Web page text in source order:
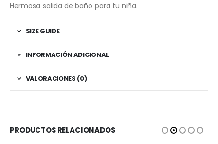
Hermosa salida de baño para tu niña.
SIZE GUIDE
INFORMACIÓN ADICIONAL
VALORACIONES (0)
PRODUCTOS RELACIONADOS